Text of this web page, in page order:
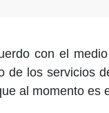
con el
de los servicios
al momento es